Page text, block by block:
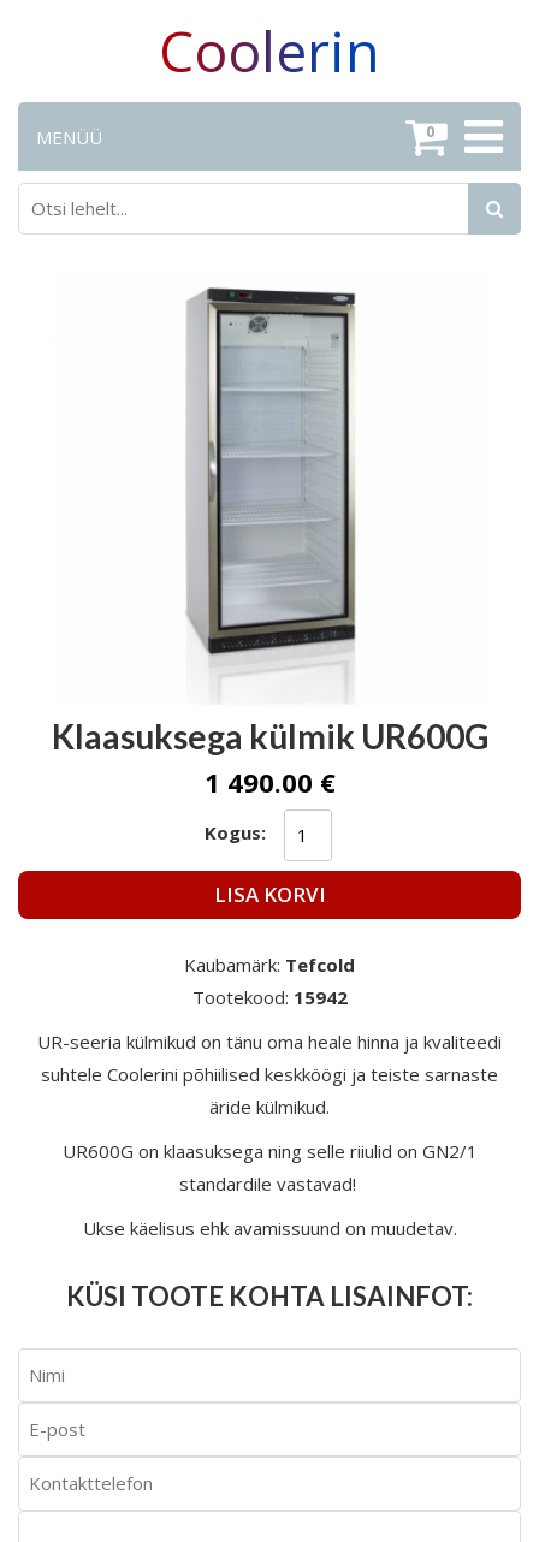
Coolerin
0
MENÜÜ
Klaasuksega külmik UR600G
1 490.00 €
Kogus:
LISA KORVI
Kaubamärk: Tefcold
Tootekood: 15942
UR-seeria külmikud on tänu oma heale hinna ja kvaliteedi
suhtele Coolerini põhiilised keskköögi ja teiste sarnaste
äride külmikud.
UR600G on klaasuksega ning selle riiulid on GN2/1
standardile vastavad!
Ukse käelisus ehk avamissuund on muudetav.
KÜSI TOOTE KOHTA LISAINFOT: